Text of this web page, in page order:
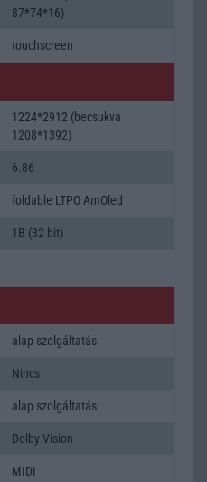
87*74*16)
touchscreen
1224*2912 (becsukva
1208*1392)
6.86
foldable LTPO AmOled
1B (32 bit)
alap szolgáltatás
Nincs
alap szolgáltatás
Dolby Vision
MIDI